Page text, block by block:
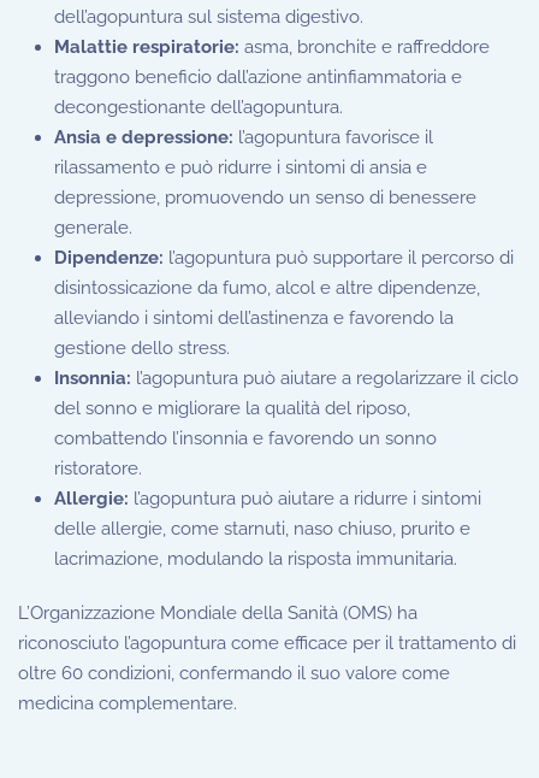
dell’agopuntura sul sistema digestivo.
Malattie respiratorie: asma, bronchite e raffreddore
traggono beneficio dall’azione antinfiammatoria e
decongestionante dell’agopuntura.
Ansia e depressione: l’agopuntura favorisce il
rilassamento e può ridurre i sintomi di ansia e
depressione, promuovendo un senso di benessere
generale.
Dipendenze: l’agopuntura può supportare il percorso di
disintossicazione da fumo, alcol e altre dipendenze,
alleviando i sintomi dell’astinenza e favorendo la
gestione dello stress.
Insonnia: l’agopuntura può aiutare a regolarizzare il ciclo
del sonno e migliorare la qualità del riposo,
combattendo l’insonnia e favorendo un sonno
ristoratore.
Allergie: l’agopuntura può aiutare a ridurre i sintomi
delle allergie, come starnuti, naso chiuso, prurito e
lacrimazione, modulando la risposta immunitaria.
L’Organizzazione Mondiale della Sanità (OMS) ha
riconosciuto l’agopuntura come efficace per il trattamento di
oltre 60 condizioni, confermando il suo valore come
medicina complementare.